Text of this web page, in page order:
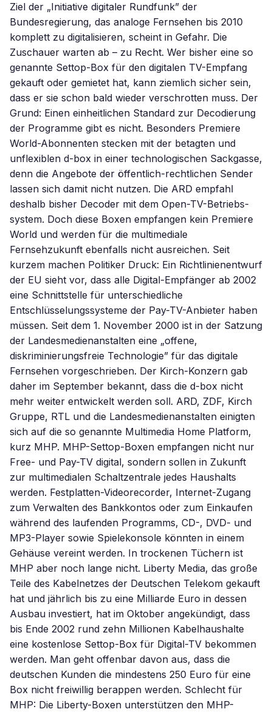
Ziel der „Initiative digitaler Rundfunk” der
Bundesregierung, das analoge Fernsehen bis 2010
komplett zu digitalisieren, scheint in Gefahr. Die
Zuschauer warten ab – zu Recht. Wer bisher eine so
genannte Settop-Box für den digitalen TV-Empfang
gekauft oder gemietet hat, kann ziemlich sicher sein,
dass er sie schon bald wieder verschrotten muss. Der
Grund: Einen einheitlichen Standard zur Decodierung
der Programme gibt es nicht. Besonders Premiere
World-Abonnenten stecken mit der betagten und
unflexiblen d-box in einer technologischen Sackgasse,
denn die Angebote der öffentlich-rechtlichen Sender
lassen sich damit nicht nutzen. Die ARD empfahl
deshalb bisher Decoder mit dem Open-TV-Betriebs-
system. Doch diese Boxen empfangen kein Premiere
World und werden für die multimediale
Fernsehzukunft ebenfalls nicht ausreichen. Seit
kurzem machen Politiker Druck: Ein Richtlinienentwurf
der EU sieht vor, dass alle Digital-Empfänger ab 2002
eine Schnittstelle für unterschiedliche
Entschlüsselungssysteme der Pay-TV-Anbieter haben
müssen. Seit dem 1. November 2000 ist in der Satzung
der Landesmedienanstalten eine „offene,
diskriminierungsfreie Technologie” für das digitale
Fernsehen vorgeschrieben. Der Kirch-Konzern gab
daher im September bekannt, dass die d-box nicht
mehr weiter entwickelt werden soll. ARD, ZDF, Kirch
Gruppe, RTL und die Landesmedienanstalten einigten
sich auf die so genannte Multimedia Home Platform,
kurz MHP. MHP-Settop-Boxen empfangen nicht nur
Free- und Pay-TV digital, sondern sollen in Zukunft
zur multimedialen Schaltzentrale jedes Haushalts
werden. Festplatten-Videorecorder, Internet-Zugang
zum Verwalten des Bankkontos oder zum Einkaufen
während des laufenden Programms, CD-, DVD- und
MP3-Player sowie Spielekonsole könnten in einem
Gehäuse vereint werden. In trockenen Tüchern ist
MHP aber noch lange nicht. Liberty Media, das große
Teile des Kabelnetzes der Deutschen Telekom gekauft
hat und jährlich bis zu eine Milliarde Euro in dessen
Ausbau investiert, hat im Oktober angekündigt, dass
bis Ende 2002 rund zehn Millionen Kabelhaushalte
eine kostenlose Settop-Box für Digital-TV bekommen
werden. Man geht offenbar davon aus, dass die
deutschen Kunden die mindestens 250 Euro für eine
Box nicht freiwillig berappen werden. Schlecht für
MHP: Die Liberty-Boxen unterstützen den MHP-